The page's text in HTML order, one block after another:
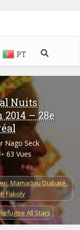
PT
Nuits
– 28e
Nago Seck
63 Vues
,Mamadou Diabaté,
Fakoly
All Stars